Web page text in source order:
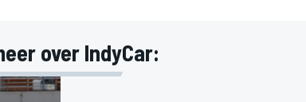
over IndyCar: